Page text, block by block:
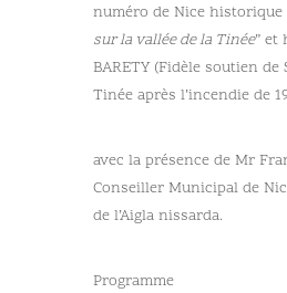
numéro de Nice historique
sur la vallée de la Tinée” et
BARETY (Fidèle soutien de
Tinée après l’incendie de
avec la présence de Mr
Conseiller Municipal de
de l’Aigla nissarda.
Programme